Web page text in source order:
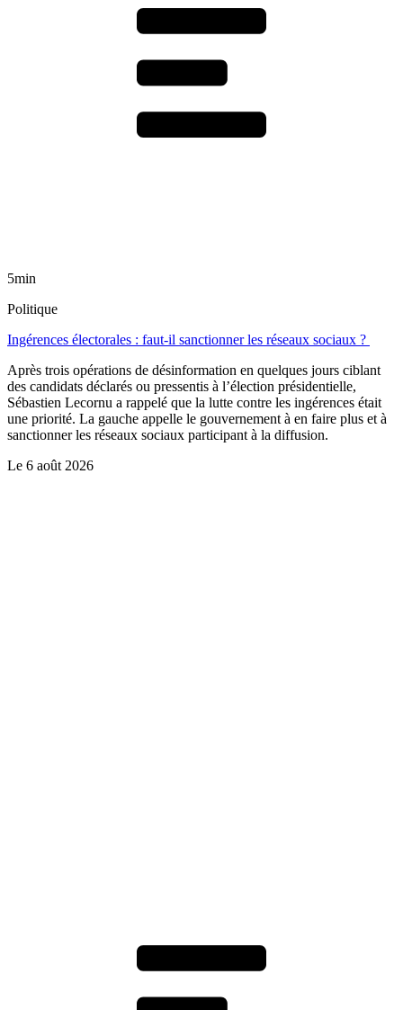
5min
Politique
Ingérences électorales : faut-il sanctionner les réseaux sociaux ?
Après trois opérations de désinformation en quelques jours ciblant
des candidats déclarés ou pressentis à l’élection présidentielle,
Sébastien Lecornu a rappelé que la lutte contre les ingérences était
une priorité. La gauche appelle le gouvernement à en faire plus et à
sanctionner les réseaux sociaux participant à la diffusion.
Le 6 août 2026